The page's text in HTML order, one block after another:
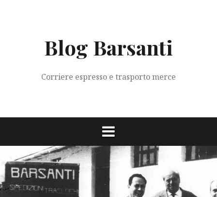
Blog Barsanti
Corriere espresso e trasporto merce